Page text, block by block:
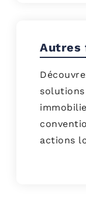
Autres
actions